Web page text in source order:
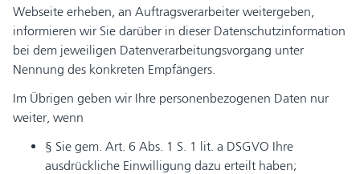
Webseite erheben, an Auftragsverarbeiter weitergeben,
informieren wir Sie darüber in dieser Datenschutzinformation
bei dem jeweiligen Datenverarbeitungsvorgang unter
Nennung des konkreten Empfängers.
Im Übrigen geben wir Ihre personenbezogenen Daten nur
weiter, wenn
§ Sie gem. Art. 6 Abs. 1 S. 1 lit. a DSGVO Ihre
ausdrückliche Einwilligung dazu erteilt haben;